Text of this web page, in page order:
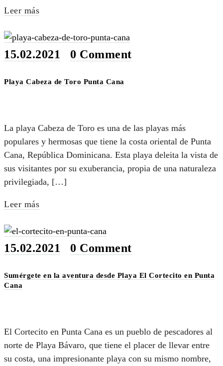
Leer más
15.02.2021 0 Comment
Playa Cabeza de Toro Punta Cana
La playa Cabeza de Toro es una de las playas más
populares y hermosas que tiene la costa oriental de Punta
Cana, República Dominicana. Esta playa deleita la vista de
sus visitantes por su exuberancia, propia de una naturaleza
privilegiada, […]
Leer más
15.02.2021 0 Comment
Sumérgete en la aventura desde Playa El Cortecito en Punta
Cana
El Cortecito en Punta Cana es un pueblo de pescadores al
norte de Playa Bávaro, que tiene el placer de llevar entre
su costa, una impresionante playa con su mismo nombre,